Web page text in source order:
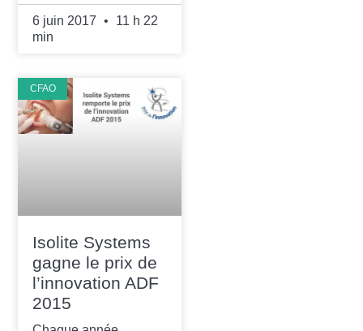
6 juin 2017
11 h 22
min
CFAO
Isolite Systems
gagne le prix de
l’innovation ADF
2015